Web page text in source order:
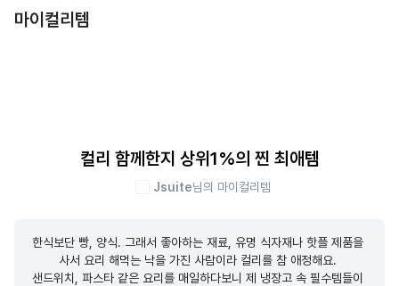
마이컬리템
컬리 함께한지 상위1%의 찐 최애템
Jsuite님의 마이컬리템
한식보단 빵, 양식. 그래서 좋아하는 재료, 유명 식자재나 핫플 제품을
사서 요리 해먹는 낙을 가진 사람이라 컬리를 참 애정해요.
샌드위치, 파스타 같은 요리를 매일하다보니 제 냉장고 속 필수템들이